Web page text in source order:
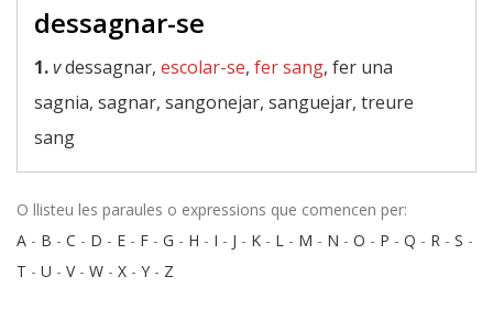
dessagnar-se
1.vdessagnar, escolar-se, fer sang, fer una
sagnia, sagnar, sangonejar, sanguejar, treure
sang
O llisteu les paraules o expressions que comencen per:
A - B - C - D - E - F - G - H - I - J - K - L - M - N - O - P - Q - R - S -
T - U - V- W - X - Y - Z